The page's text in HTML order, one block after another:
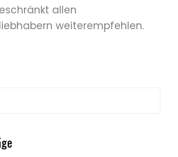
allen
weiterempfehlen.